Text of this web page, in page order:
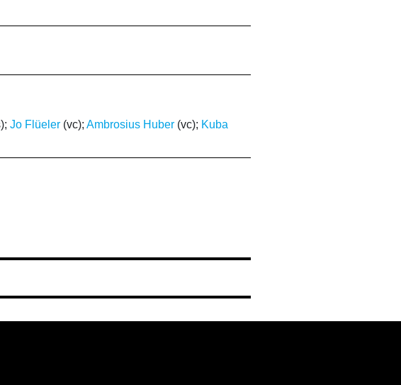
Jo Flüeler(vc); Ambrosius Huber(vc); Kuba